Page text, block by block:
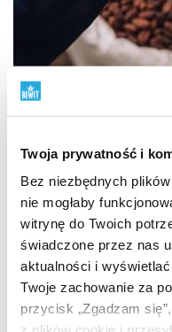
Twoja prywatność i
Bez niezbędnych
nie mogłaby
witrynę do Twoich
świadczone przez nas
aktualności i
Twoje zachowanie za
przycisk „Zgadzam
Wysokiej jakości
Od pochodzenia do
zaczyna się od
wybieramy
przetwarzania i sens
z surowcami BIO,
i surowcami z dzikiej
Szacunek dla natury
i własną